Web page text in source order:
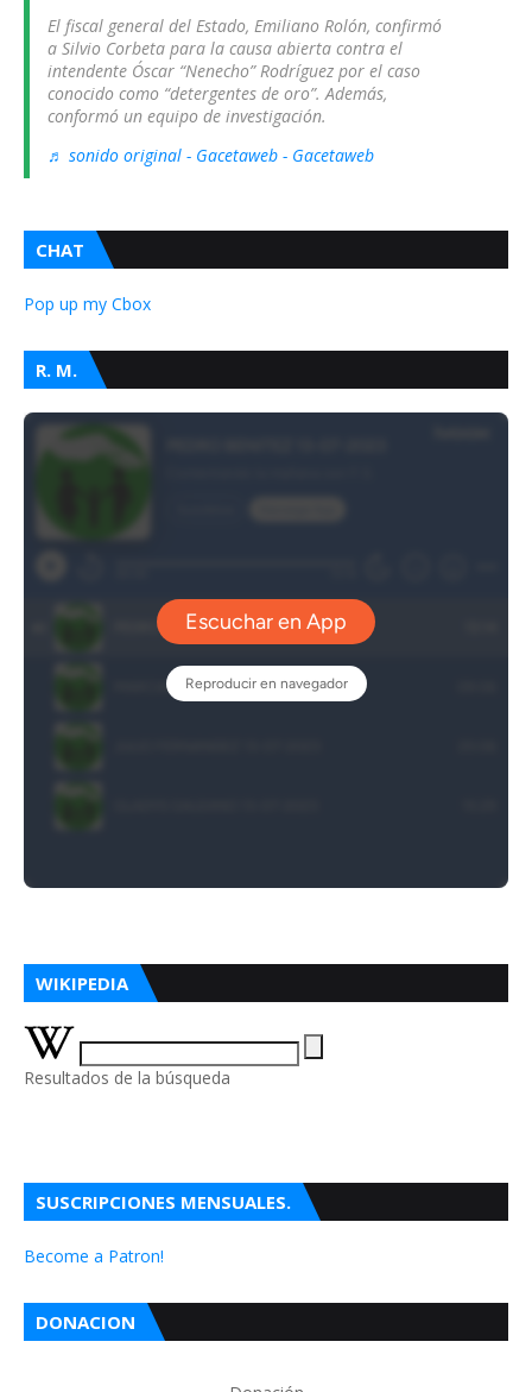
El fiscal general del Estado, Emiliano Rolón, confirmó
a Silvio Corbeta para la causa abierta contra el
intendente Óscar “Nenecho” Rodríguez por el caso
conocido como “detergentes de oro”. Además,
conformó un equipo de investigación.
♬ sonido original - Gacetaweb - Gacetaweb
CHAT
Pop up my Cbox
R. M.
WIKIPEDIA
Resultados de la búsqueda
SUSCRIPCIONES MENSUALES.
Become a Patron!
DONACION